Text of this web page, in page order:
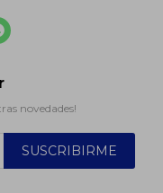
novedades!
SUSCRIBIRME